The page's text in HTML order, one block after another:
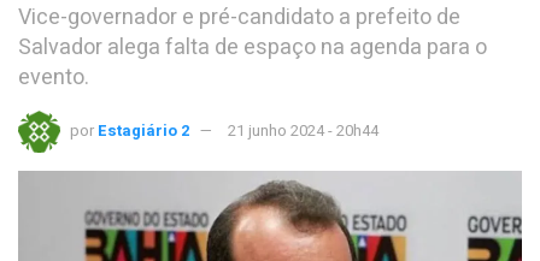
Vice-governador e pré-candidato a prefeito de
Salvador alega falta de espaço na agenda para o
evento.
por Estagiário 2 21 junho 2024 - 20h44